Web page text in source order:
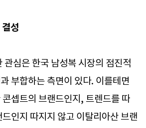
결성
관심은 한국 남성복 시장의 점진적
부합하는 측면이 있다. 이를테면
셉트의 브랜드인지, 트렌드를 따
인지 따지지 않고 이탈리아산 브랜